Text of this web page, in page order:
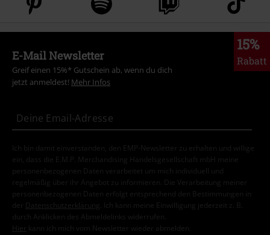
15%
Rabatt
E-Mail Newsletter
Greif einen 15%* Gutschein ab, wenn du dich
jetzt anmeldest! Mehr Infos
Ich bin damit einverstanden, den EMP-Newsletter zu erhalten und willige
ein, dass die E.M.P. Merchandising Handelsgesellschaft mbH meine
personenbezogenen Daten verarbeitet um mich individuell und
regelmäßig über ihr Angebot zu informieren. Die Verarbeitung meiner
personenbezogenen Daten erfolgt entsprechend den Bestimmungen in
der
Datenschutzerklärung
. Ich kann meine Einwilligung jederzeit z. B.
durch Anklicken des Abmeldelinks widerrufen.
Hier kann ich mich vom Newsletter wieder abmelden.